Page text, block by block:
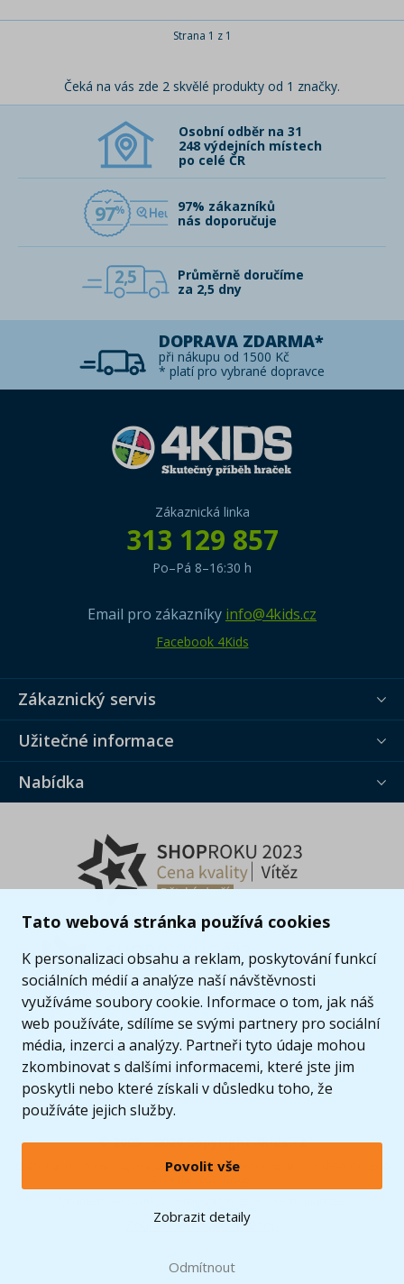
Tato webová stránka používá cookies
K personalizaci obsahu a reklam, poskytování funkcí
sociálních médií a analýze naší návštěvnosti
využíváme soubory cookie. Informace o tom, jak náš
web používáte, sdílíme se svými partnery pro sociální
média, inzerci a analýzy. Partneři tyto údaje mohou
zkombinovat s dalšími informacemi, které jste jim
poskytli nebo které získali v důsledku toho, že
používáte jejich služby.
Povolit vše
Zobrazit detaily
Odmítnout
Strana 1 z 1
Čeká na vás zde 2 skvělé produkty od 1 značky.
Osobní odběr na 31
248 výdejních místech
po celé ČR
97
97% zákazníků
nás doporučuje
2,5
Průměrně doručíme
za 2,5 dny
DOPRAVA ZDARMA*
při nákupu od 1500 Kč
* platí pro vybrané dopravce
Zákaznická linka
313 129 857
Po–Pá 8–16:30 h
Email pro zákazníky info@4kids.cz
Facebook 4Kids
Zákaznický servis
Užitečné informace
Nabídka
© 2005 - 2026 Copyright 4kids.cz
LEGO, logo LEGO a minifigurka jsou ochrannými známkami společnosti LEGO Group. ©
Zobrazit verzi pro desktop
při nákupu od